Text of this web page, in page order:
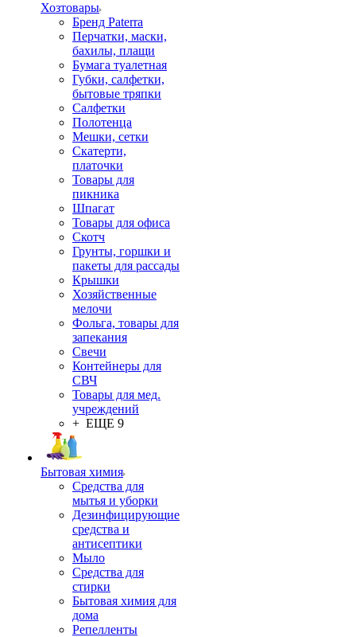
Хозтовары
Бренд Paterra
Перчатки, маски,
бахилы, плащи
Бумага туалетная
Губки, салфетки,
бытовые тряпки
Салфетки
Полотенца
Мешки, сетки
Скатерти,
платочки
Товары для
пикника
Шпагат
Товары для офиса
Скотч
Грунты, горшки и
пакеты для рассады
Крышки
Хозяйственные
мелочи
Фольга, товары для
запекания
Свечи
Контейнеры для
СВЧ
Товары для мед.
учреждений
+ ЕЩЕ 9
Бытовая химия
Средства для
мытья и уборки
Дезинфицирующие
средства и
антисептики
Мыло
Средства для
стирки
Бытовая химия для
дома
Репелленты